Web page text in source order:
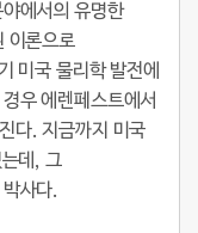
에서의 유명한
이론으로
미국 물리학 발전에
우 에렌페스트에서
다. 지금까지 미국
데, 그
사다.